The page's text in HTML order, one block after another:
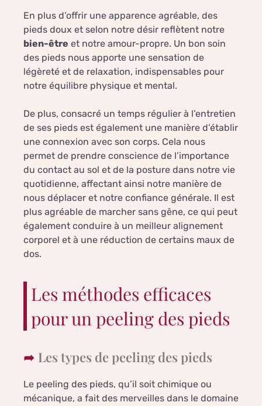
En plus d’offrir une apparence agréable, des
pieds doux et selon notre désir reflètent notre
bien-être et notre amour-propre. Un bon soin
des pieds nous apporte une sensation de
légèreté et de relaxation, indispensables pour
notre équilibre physique et mental.
De plus, consacré un temps régulier à l’entretien
de ses pieds est également une manière d’établir
une connexion avec son corps. Cela nous
permet de prendre conscience de l’importance
du contact au sol et de la posture dans notre vie
quotidienne, affectant ainsi notre manière de
nous déplacer et notre confiance générale. Il est
plus agréable de marcher sans gêne, ce qui peut
également conduire à un meilleur alignement
corporel et à une réduction de certains maux de
dos.
Les méthodes efficaces
pour un peeling des pieds
Les types de peeling des pieds
Le peeling des pieds, qu’il soit chimique ou
mécanique, a fait des merveilles dans le domaine